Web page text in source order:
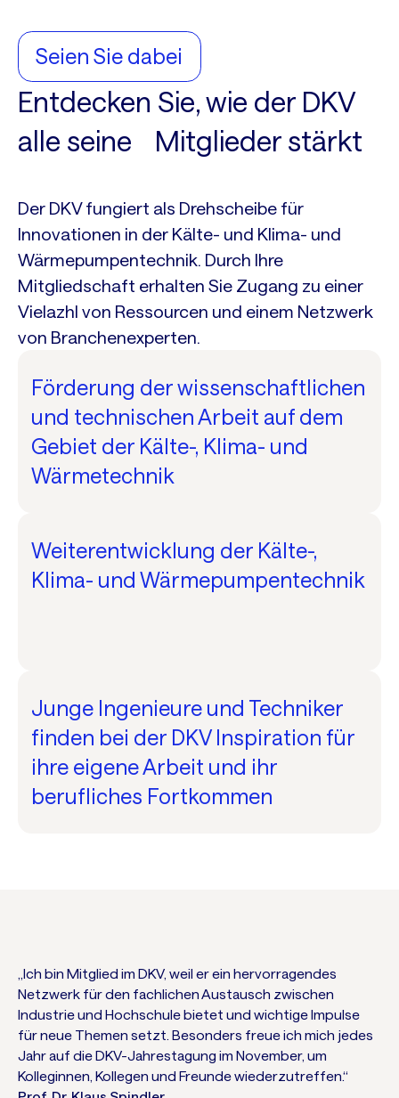
Seien Sie dabei
Entdecken Sie, wie der DKV
alle seine Mitglieder stärkt
Der DKV fungiert als Drehscheibe für
Innovationen in der Kälte- und Klima- und
Wärmepumpentechnik. Durch Ihre
Mitgliedschaft erhalten Sie Zugang zu einer
Vielazhl von Ressourcen und einem Netzwerk
von Branchenexperten.
Förderung der wissenschaftlichen
und technischen Arbeit auf dem
Gebiet der Kälte-, Klima- und
Wärmetechnik
Weiterentwicklung der Kälte-,
Klima- und Wärmepumpentechnik
Junge Ingenieure und Techniker
finden bei der DKV Inspiration für
ihre eigene Arbeit und ihr
berufliches Fortkommen
„Ich bin Mitglied im DKV, weil er ein hervorragendes
Netzwerk für den fachlichen Austausch zwischen
Industrie und Hochschule bietet und wichtige Impulse
für neue Themen setzt. Besonders freue ich mich jedes
Jahr auf die DKV-Jahrestagung im November, um
Kolleginnen, Kollegen und Freunde wiederzutreffen.“